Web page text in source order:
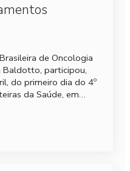
de Oncologia
Baldotto, participou,
do primeiro dia do 4º
da Saúde, em…